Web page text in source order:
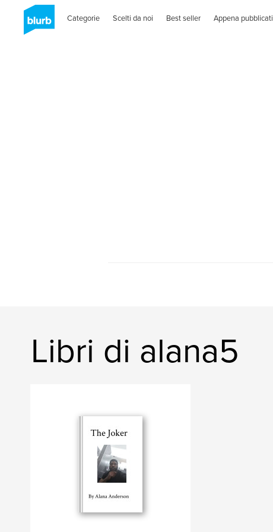
Categorie Scelti da noi Best seller Appena pubblicati
Libri di alana5